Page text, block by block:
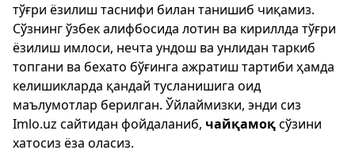
тўғри ёзилиш таснифи билан танишиб чиқамиз.
Сўзнинг ўзбек алифбосида лотин ва кириллда тўғри
ёзилиш имлоси, нечта ундош ва унлидан таркиб
топгани ва бехато бўғинга ажратиш тартиби ҳамда
келишикларда қандай тусланишига оид
маълумотлар берилган. Ўйлаймизки, энди сиз
Imlo.uz сайтидан фойдаланиб, чайқамоқсўзини
хатосиз ёза оласиз.